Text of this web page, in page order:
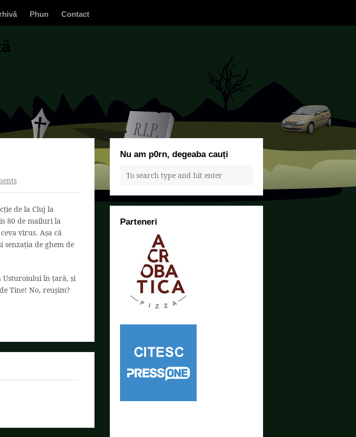
Phun Contact
de la Cluj la
80 de mailuri la
virus. Așa că
de ghem de
Usturoiului în țară, și
Tine! No, reușim?
Nu am p0rn, degeaba cauți
Parteneri